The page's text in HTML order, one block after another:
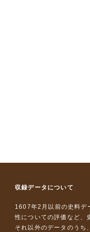
収録データについて
1607年2月以前の史料デ
性についての評価など、
それ以外のデータのうち